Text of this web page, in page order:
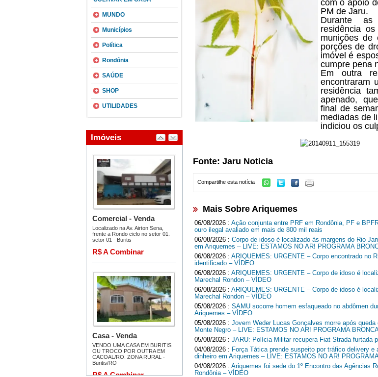
MUNDO
Municípios
Política
Rondônia
SAÚDE
SHOP
UTILIDADES
com o apoio
PM de Jaru.
Durante
residência
munições de
porções de
imóvel é
cumpre pena
Em outra
encontraram
residência
apenado,
final de
mediadas de
indiciou os
Fonte: Jaru Noticia
Compartilhe esta notícia
Mais Sobre Ariquemes
06/08/2026 : Ação conjunta entre PRF em Rondônia, PF e
ouro ilegal avaliado em mais de 800 mil reais
06/08/2026 : Corpo de idoso é localizado às margens do Rio
em Ariquemes – LIVE: ESTAMOS NO AR! PROGRAMA
06/08/2026 : ARIQUEMES: URGENTE – Corpo encontrado no
identificado – VÍDEO
06/08/2026 : ARIQUEMES: URGENTE – Corpo de idoso é
Marechal Rondon – VÍDEO
06/08/2026 : ARIQUEMES: URGENTE – Corpo de idoso é
Marechal Rondon – VÍDEO
05/08/2026 : SAMU socorre homem esfaqueado no abdômen
Ariquemes – VÍDEO
05/08/2026 : Jovem Weder Lucas Gonçalves morre após
Monte Negro – LIVE: ESTAMOS NO AR! PROGRAMA
05/08/2026 : JARU: Polícia Militar recupera Fiat Strada furtada
04/08/2026 : Força Tática prende suspeito por tráfico delivery e
dinheiro em Ariquemes – LIVE: ESTAMOS NO AR!
04/08/2026 : Ariquemes foi sede do 1º Encontro das Agências
Rondônia – VÍDEO